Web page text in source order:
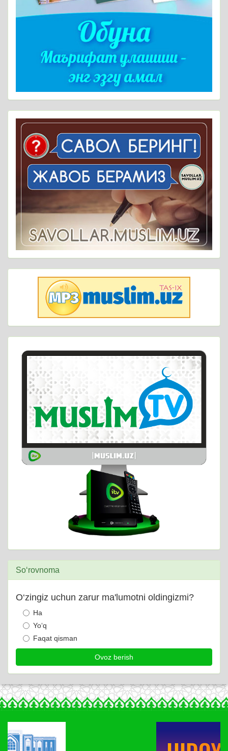
So‘rovnoma
O‘zingiz uchun zarur ma'lumotni oldingizmi?
Ha
Yo‘q
Faqat qisman